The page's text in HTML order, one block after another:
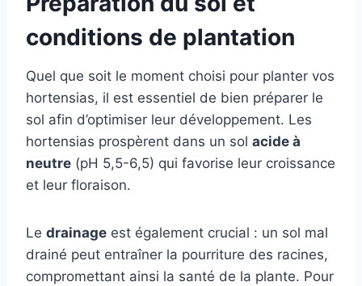
conditions de plantation
Quel que soit le moment choisi pour planter vos
hortensias, il est essentiel de bien préparer le
sol afin d’optimiser leur développement. Les
hortensias prospèrent dans un sol acide à
neutre (pH 5,5-6,5) qui favorise leur croissance
et leur floraison.
Le drainage est également crucial : un sol mal
drainé peut entraîner la pourriture des racines,
compromettant ainsi la santé de la plante. Pour